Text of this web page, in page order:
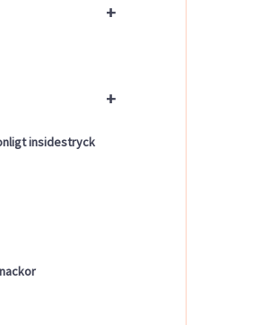
+
+
insidestryck